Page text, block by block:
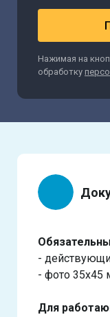
Нажимая на
обработку
-
- фото 35х45
Для